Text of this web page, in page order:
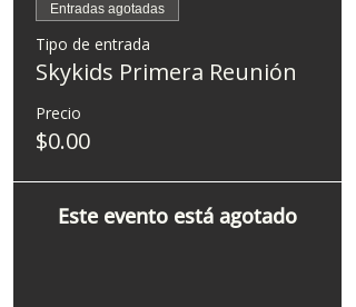
Entradas agotadas
Tipo de entrada
Skykids Primera Reunión
Precio
$0.00
Este evento está agotado